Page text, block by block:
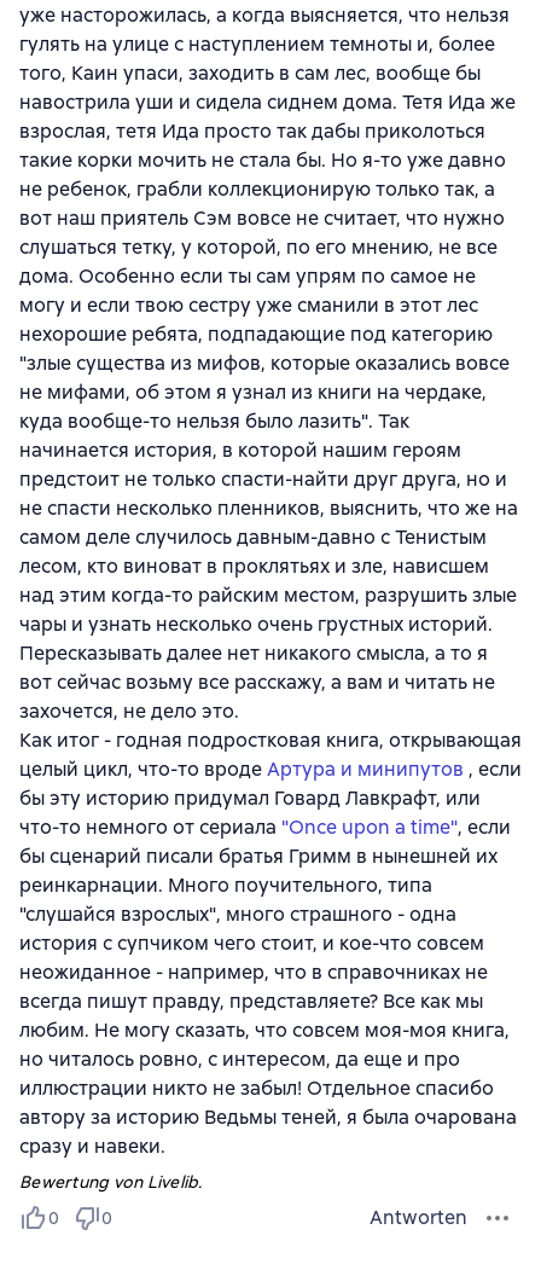
уже насторожилась, а когда выясняется, что нельзя
гулять на улице с наступлением темноты и, более
того, Каин упаси, заходить в сам лес, вообще бы
навострила уши и сидела сиднем дома. Тетя Ида же
взрослая, тетя Ида просто так дабы приколоться
такие корки мочить не стала бы. Но я-то уже давно
не ребенок, грабли коллекционирую только так, а
вот наш приятель Сэм вовсе не считает, что нужно
слушаться тетку, у которой, по его мнению, не все
дома. Особенно если ты сам упрям по самое не
могу и если твою сестру уже сманили в этот лес
нехорошие ребята, подпадающие под категорию
"злые существа из мифов, которые оказались вовсе
не мифами, об этом я узнал из книги на чердаке,
куда вообще-то нельзя было лазить". Так
начинается история, в которой нашим героям
предстоит не только спасти-найти друг друга, но и
не спасти несколько пленников, выяснить, что же на
самом деле случилось давным-давно с Тенистым
лесом, кто виноват в проклятьях и зле, нависшем
над этим когда-то райским местом, разрушить злые
чары и узнать несколько очень грустных историй.
Пересказывать далее нет никакого смысла, а то я
вот сейчас возьму все расскажу, а вам и читать не
захочется, не дело это.
Как итог - годная подростковая книга, открывающая
целый цикл, что-то вродеАртура и минипутов , если
бы эту историю придумал Говард Лавкрафт, или
что-то немного от сериала "Once upon a time", если
бы сценарий писали братья Гримм в нынешней их
реинкарнации. Много поучительного, типа
"слушайся взрослых", много страшного - одна
история с супчиком чего стоит, и кое-что совсем
неожиданное - например, что в справочниках не
всегда пишут правду, представляете? Все как мы
любим. Не могу сказать, что совсем моя-моя книга,
но читалось ровно, с интересом, да еще и про
иллюстрации никто не забыл! Отдельное спасибо
автору за историю Ведьмы теней, я была очарована
сразу и навеки.
Bewertung von Livelib.
0
0 Antworten